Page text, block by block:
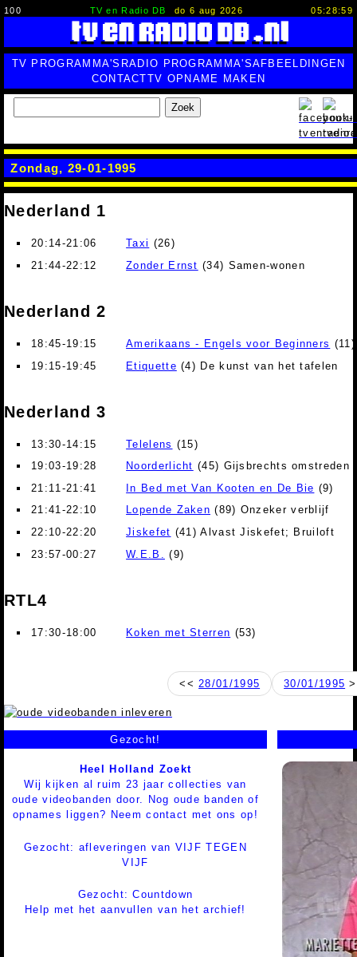
100 TV en Radio DB do 6 aug 2026 05:28:59
TV PROGRAMMA'S RADIO PROGRAMMA'SAFBEELDINGEN
CONTACTTV OPNAME MAKEN
Zoek
Zondag, 29-01-1995
Nederland 1
20:14-21:06 Taxi (26)
21:44-22:12
Zonder Ernst (34) Samen-wonen
Nederland 2
18:45-19:15 Amerikaans - Engels voor Beginners
19:15-19:45
Etiquette (4) De kunst van het tafelen
Nederland 3
13:30-14:15 Telelens (15)
19:03-19:28
Noorderlicht (45) Gijsbrechts omstreden
21:11-21:41
In Bed met Van Kooten en De Bie (9)
21:41-22:10
Lopende Zaken (89) Onzeker verblijf
22:10-22:20
Jiskefet (41) Alvast Jiskefet; Bruiloft
23:57-00:27
W.E.B. (9)
RTL4
17:30-18:00 Koken met Sterren (53)
<<28/01/1995 30/01/1995
Gezocht!
Heel Holland Zoekt
Wij kijken al ruim 23 jaar collecties van
oude videobanden door. Nog oude banden of
opnames liggen? Neem contact met ons op!
Gezocht: afleveringen van VIJF TEGEN
VIJF
Gezocht: Countdown
Help met het aanvullen van het archief!